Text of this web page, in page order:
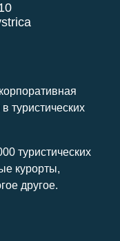
туристических
туристических
курорты,
другое.